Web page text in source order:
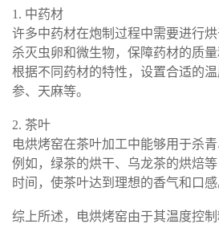
1. 中药材
许多中药材在炮制过程中需要进行烘
杀灭虫卵和微生物，保障药材的质
根据不同药材的特性，设置合适的
参、天麻等。
2. 茶叶
电烘烤窑在茶叶加工中能够用于杀青
例如，绿茶的烘干、乌龙茶的烘焙
时间，使茶叶达到理想的香气和口感
综上所述，电烘烤窑由于其温度控